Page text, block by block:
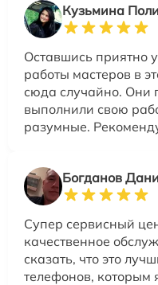
Кузьмина
Оставшись приятно
работы мастеров в
сюда случайно. Они
выполнили свою
разумные.
Богданов
Супер сервисный
качественное
сказать, что это
телефонов, которым